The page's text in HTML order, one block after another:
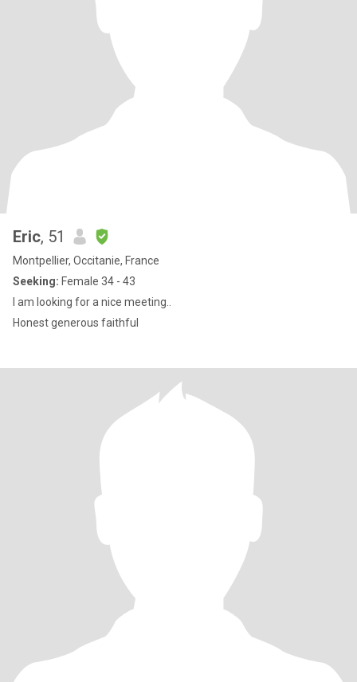
Eric, 51
Montpellier, Occitanie, France
Seeking: Female 34 - 43
I am looking for a nice meeting..
Honest generous faithful